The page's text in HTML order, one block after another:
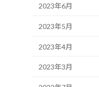
2023年6月
2023年5月
2023年4月
2023年3月